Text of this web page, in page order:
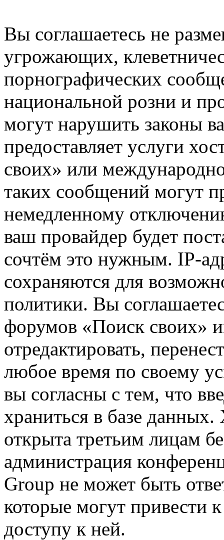
Вы соглашаетесь не
угрожающих,
порнографических
национальной розни и
могут нарушить законы
предоставляет услуги
своих» или
таких сообщений могут
немедленному
ваш провайдер будет
сочтём это нужным. IP-
сохраняются для
политики. Вы
форумов «Поиск своих»
отредактировать,
любое время по своему
вы согласны с тем, что
храниться в базе
открыта третьим лицам
администрация
Group не может быть
которые могут привести
доступу к ней.